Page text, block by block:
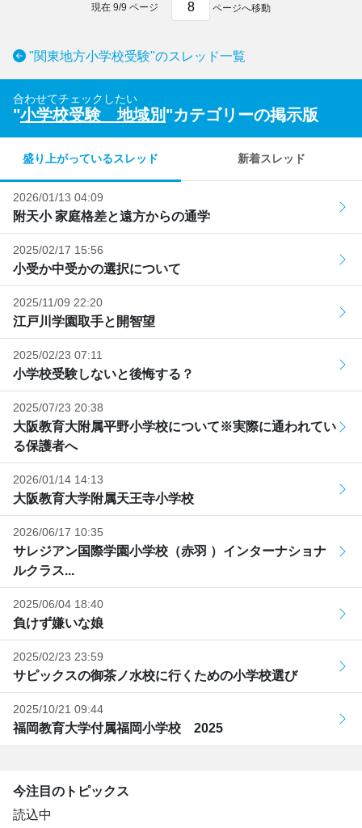
現在 9/9 ページ ページへ移動
"関東地方小学校受験"のスレッド一覧
合わせてチェックしたい
"小学校受験 地域別 "カテゴリーの掲示版
盛り上がっているスレッド 新着スレッド
2026/01/13 04:09
附天小 家庭格差と遠方からの通学
2025/02/17 15:56
小受か中受かの選択について
2025/11/09 22:20
江戸川学園取手と開智望
2025/02/23 07:11
小学校受験しないと後悔する？
2025/07/23 20:38
大阪教育大附属平野小学校について※実際に通われてい
る保護者へ
2026/01/14 14:13
大阪教育大学附属天王寺小学校
2026/06/17 10:35
サレジアン国際学園小学校（赤羽 ）インターナショナ
ルクラス...
2025/06/04 18:40
負けず嫌いな娘
2025/02/23 23:59
サピックスの御茶ノ水校に行くための小学校選び
2025/10/21 09:44
福岡教育大学付属福岡小学校 2025
今注目のトピックス
読込中